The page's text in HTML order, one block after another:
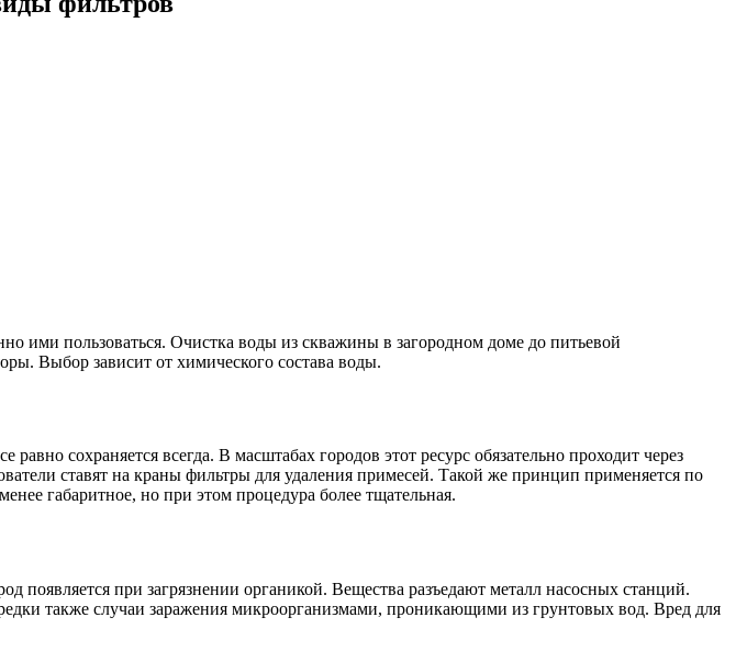
ими пользоваться. Очистка воды из скважины в загородном доме до питьевой
Выбор зависит от химического состава воды.
сохраняется всегда. В масштабах городов этот ресурс обязательно проходит через
ставят на краны фильтры для удаления примесей. Такой же принцип применяется по
габаритное, но при этом процедура более тщательная.
при загрязнении органикой. Вещества разъедают металл насосных станций.
также случаи заражения микроорганизмами, проникающими из грунтовых вод. Вред для